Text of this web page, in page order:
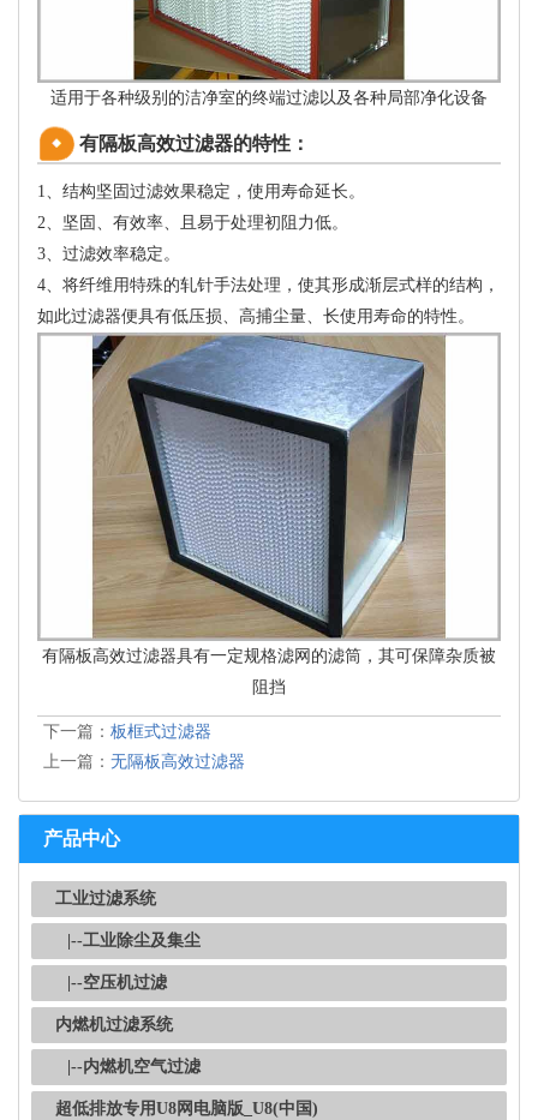
适用于各种级别的洁净室的终端过滤以及各种局部净化设备
有隔板高效过滤器的特性：
1、结构坚固过滤效果稳定，使用寿命延长。
2、坚固、有效率、且易于处理初阻力低。
3、过滤效率稳定。
4、将纤维用特殊的轧针手法处理，使其形成渐层式样的结构，
如此过滤器便具有低压损、高捕尘量、长使用寿命的特性。
有隔板高效过滤器具有一定规格滤网的滤筒，其可保障杂质被
阻挡
下一篇： 板框式过滤器
上一篇： 无隔板高效过滤器
产品中心
工业过滤系统
|--工业除尘及集尘
|--空压机过滤
内燃机过滤系统
|--内燃机空气过滤
超低排放专用U8网电脑版_U8(中国)